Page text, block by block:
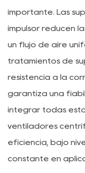
importante. Las
impulsor reducen
un flujo de aire
tratamientos de
resistencia a la
garantiza una
integrar todas
ventiladores
eficiencia, bajo
constante en